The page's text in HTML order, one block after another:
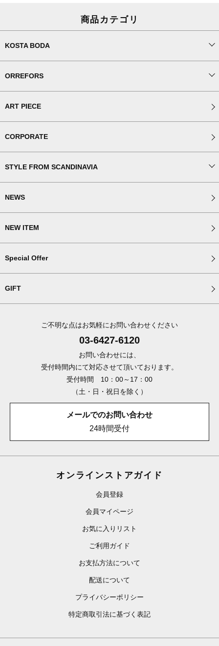
商品カテゴリ
KOSTA BODA
ORREFORS
ART PIECE
CORPORATE
STYLE FROM SCANDINAVIA
NEWS
NEW ITEM
Special Offer
GIFT
ご不明な点はお気軽にお問い合わせください
03-6427-6120
お問い合わせには、
受付時間内にて対応させて頂いております。
受付時間 10：00～17：00
（土・日・祝日を除く）
メールでのお問い合わせ
24時間受付
オンラインストアガイド
会員登録
会員マイページ
お気に入りリスト
ご利用ガイド
お支払方法について
配送について
プライバシーポリシー
特定商取引法に基づく表記